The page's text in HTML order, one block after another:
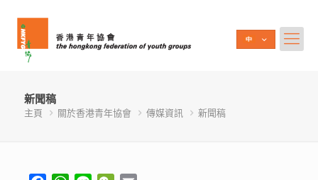
新聞稿
主頁 關於香港青年協會 傳媒資訊 新聞稿